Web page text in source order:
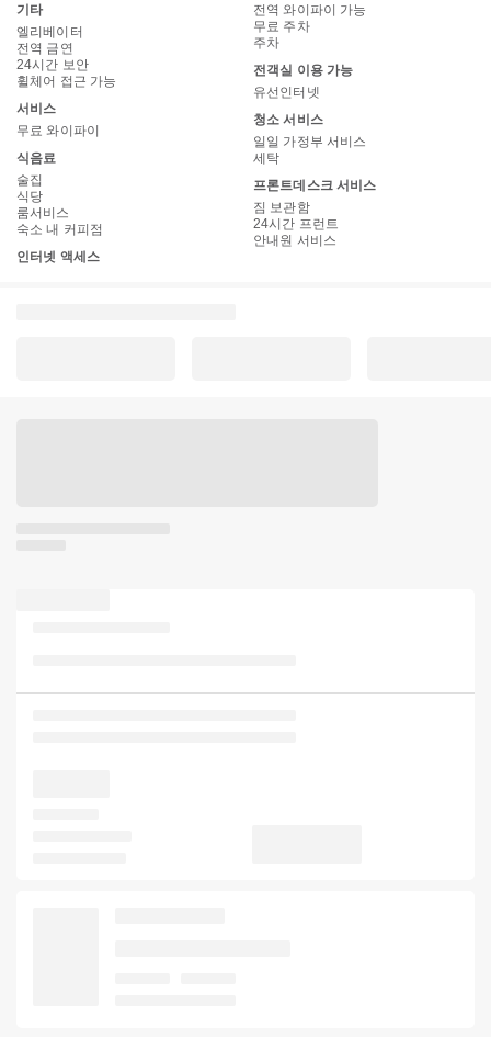
기타
엘리베이터
전역 금연
24시간 보안
휠체어 접근 가능
서비스
무료 와이파이
식음료
술집
식당
룸서비스
숙소 내 커피점
인터넷 액세스
전역 와이파이 가능
무료 주차
주차
전객실 이용 가능
유선인터넷
청소 서비스
일일 가정부 서비스
세탁
프론트데스크 서비스
짐 보관함
24시간 프런트
안내원 서비스